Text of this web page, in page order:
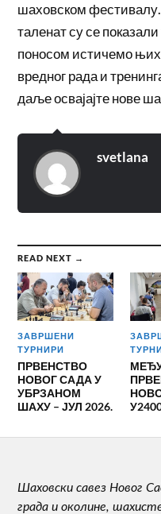
шаховском
таленат су се
поносом истичемо
вредног рада и
даље освајајте нове
svetlana
READ NEXT →
ЗАВРШЕНИ
ТУРНИРИ
ПРВЕНСТВО
НОВОГ САДА У
УБРЗАНОМ
ШАХУ – ЈУЛ 2026.
Шаховски савез Новог
града и околине,